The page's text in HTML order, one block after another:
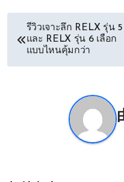
รีวิวเจาะลึก RELX รุ่น 5
และ RELX รุ่น 6 เลือก
แบบไหนคุ้มกว่า